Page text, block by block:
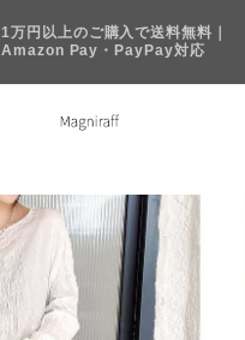
1万円以上のご購入で送料無料｜
Amazon Pay・PayPay対応